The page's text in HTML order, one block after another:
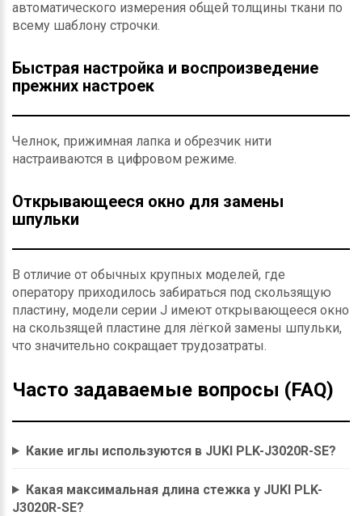
автоматического измерения общей толщины ткани по
всему шаблону строчки.
Быстрая настройка и воспроизведение
прежних настроек
Челнок, прижимная лапка и обрезчик нити
настраиваются в цифровом режиме.
Открывающееся окно для замены
шпульки
В отличие от обычных крупных моделей, где
оператору приходилось забираться под скользящую
пластину, модели серии J имеют открывающееся окно
на скользящей пластине для лёгкой замены шпульки,
что значительно сокращает трудозатраты.
Часто задаваемые вопросы (FAQ)
Какие иглы используются в JUKI PLK-J3020R-SE?
Какая максимальная длина стежка у JUKI PLK-
J3020R-SE?